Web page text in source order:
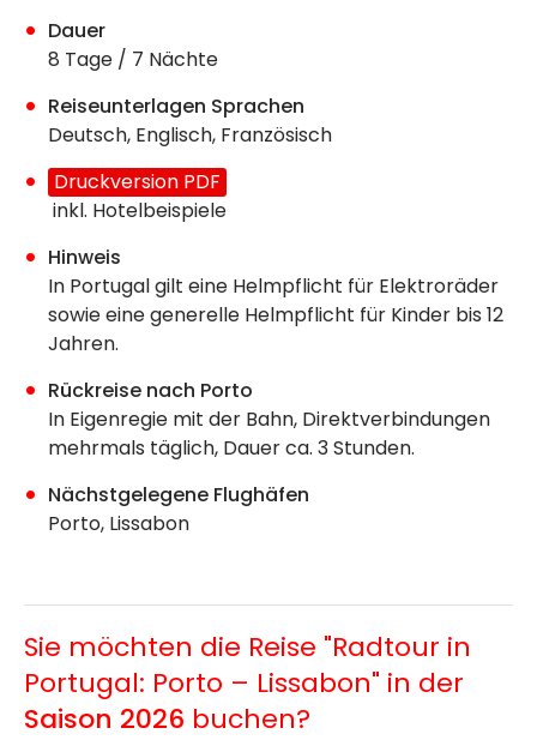
Dauer
8 Tage / 7 Nächte
Reiseunterlagen Sprachen
Deutsch, Englisch, Französisch
Druckversion PDF
inkl. Hotelbeispiele
Hinweis
In Portugal gilt eine Helmpflicht für Elektroräder
sowie eine generelle Helmpflicht für Kinder bis 12
Jahren.
Rückreise nach Porto
In Eigenregie mit der Bahn, Direktverbindungen
mehrmals täglich, Dauer ca. 3 Stunden.
Nächstgelegene Flughäfen
Porto, Lissabon
Sie möchten die Reise "Radtour in
Portugal: Porto – Lissabon" in der
Saison 2026 buchen?